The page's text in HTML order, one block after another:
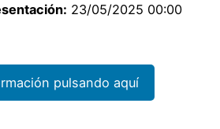
23/05/2025 00:00
pulsando aquí